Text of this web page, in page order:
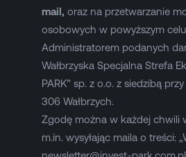
mail, oraz na przetwarzanie
osobowych w powyższym
Administratorem podanych
Wałbrzyska Specjalna Strefa
PARK” sp. z o.o. z siedzibą
306 Wałbrzych.
Zgodę można w każdej chwili
m.in. wysyłając maila o treści: